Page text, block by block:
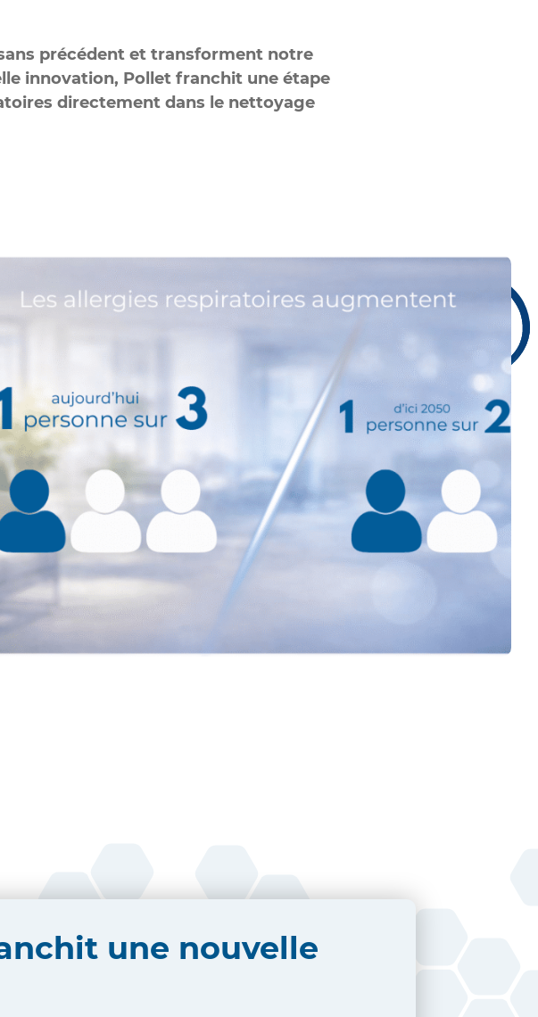
précédent et transforment notre
innovation, Pollet franchit une étape
directement dans le nettoyage
une nouvelle